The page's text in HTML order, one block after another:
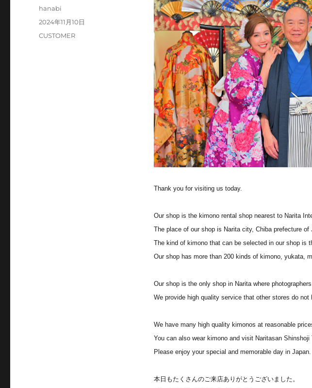
Thank you for visiting us today.
Our shop is the kimono rental shop nearest to Narita
The place of our shop is Narita city, Chiba prefecture of
The kind of kimono that can be selected in our shop is
Our shop has more than 200 kinds of kimono, yukata,
Our shop is the only shop in Narita where
We provide high quality service that other stores do not
We have many high quality kimonos at reasonable
You can also wear kimono and visit Naritasan Shinshoji
Please enjoy your special and memorable day in Japan.
本日もたくさんのご来店ありがとうございました。
投
hanabi
投
2024年11月10日
カ
CUSTOMER